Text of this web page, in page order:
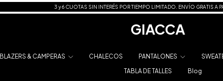
3 y 6 CUOTAS SIN INTERÉS POR TIEMPO LIMITADO. ENVÍO GRATIS A
GIACCA
BLAZERS & CAMPERAS CHALECOS PANTALONES
TABLA DE TALLES
Blog